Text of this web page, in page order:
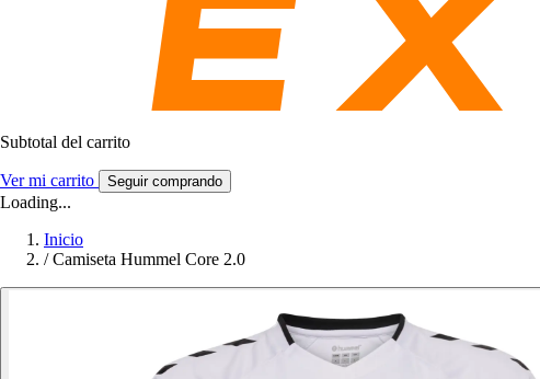
Subtotal del carrito
Ver mi carrito Seguir comprando
Loading...
Inicio
/ Camiseta Hummel Core 2.0